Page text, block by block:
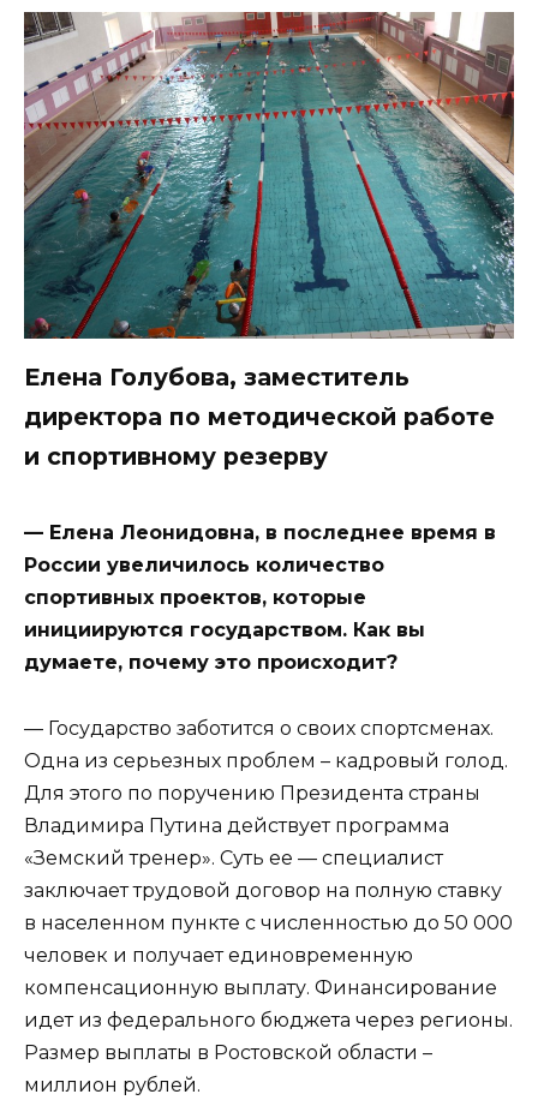
Елена Голубова, заместитель
директора по методической работе
и спортивному резерву
— Елена Леонидовна, в последнее время в
России увеличилось количество
спортивных проектов, которые
инициируются государством. Как вы
думаете, почему это происходит?
— Государство заботится о своих спортсменах.
Одна из серьезных проблем – кадровый голод.
Для этого по поручению Президента страны
Владимира Путина действует программа
«Земский тренер». Суть ее — специалист
заключает трудовой договор на полную ставку
в населенном пункте с численностью до 50 000
человек и получает единовременную
компенсационную выплату. Финансирование
идет из федерального бюджета через регионы.
Размер выплаты в Ростовской области –
миллион рублей.